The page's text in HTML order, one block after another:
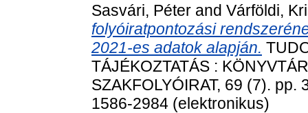
Sasvári, Péter and Várföldi,
folyóiratpontozási
2021-es adatok alapján.
TÁJÉKOZTATÁS :
SZAKFOLYÓIRAT, 69 (7).
1586-2984 (elektronikus)